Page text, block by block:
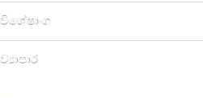
විශේෂාංග
ව්‍යාපාර